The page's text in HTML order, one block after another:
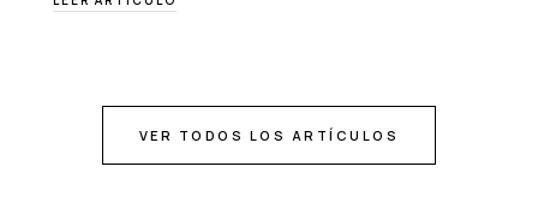
VER TODOS LOS ARTÍCULOS